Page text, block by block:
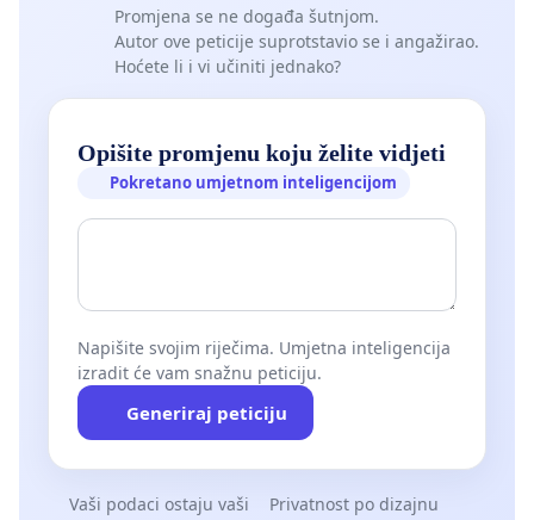
Promjena se ne događa šutnjom.
Autor ove peticije suprotstavio se i angažirao.
Hoćete li i vi učiniti jednako?
Opišite promjenu koju želite vidjeti
Pokretano umjetnom inteligencijom
Napišite svojim riječima. Umjetna inteligencija
izradit će vam snažnu peticiju.
Generiraj peticiju
Vaši podaci ostaju vaši Privatnost po dizajnu